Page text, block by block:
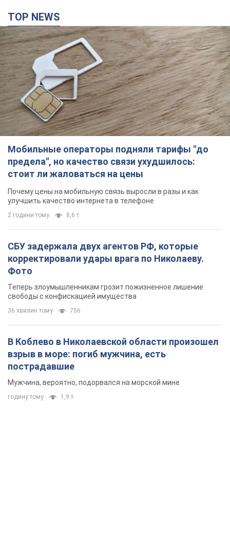
TOP NEWS
Мобильные операторы подняли тарифы "до
предела", но качество связи ухудшилось:
стоит ли жаловаться на цены
Почему цены на мобильную связь выросли в разы и как
улучшить качество интернета в телефоне
2 години тому 8,6 т.
СБУ задержала двух агентов РФ, которые
корректировали удары врага по Николаеву.
Фото
Теперь злоумышленникам грозит пожизненное лишение
свободы с конфискацией имущества
36 хвилин тому 756
В Коблево в Николаевской области произошел
взрыв в море: погиб мужчина, есть
пострадавшие
Мужчина, вероятно, подорвался на морской мине
годину тому 1,9 т.